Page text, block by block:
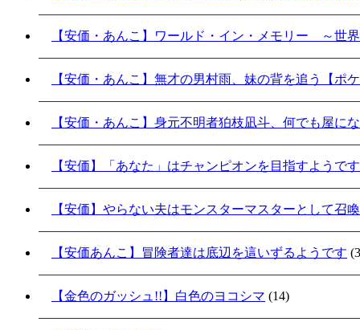
【安価・あんこ】ワールド・イン・メモリー ～世
【安価・あんこ】無才の男村雨、妹の背を追う【ポ
【安価・あんこ】身元不明者狛枝凪斗、何でも屋に
【安価】「あなた」はチャンピオンを目指すようで
【安価】やらない夫はモンスターマスターとして召
【安価あんこ】冒険者達は底辺を這いずるようです
【金色のガッシュ!!】白色のヨコシマ (14)